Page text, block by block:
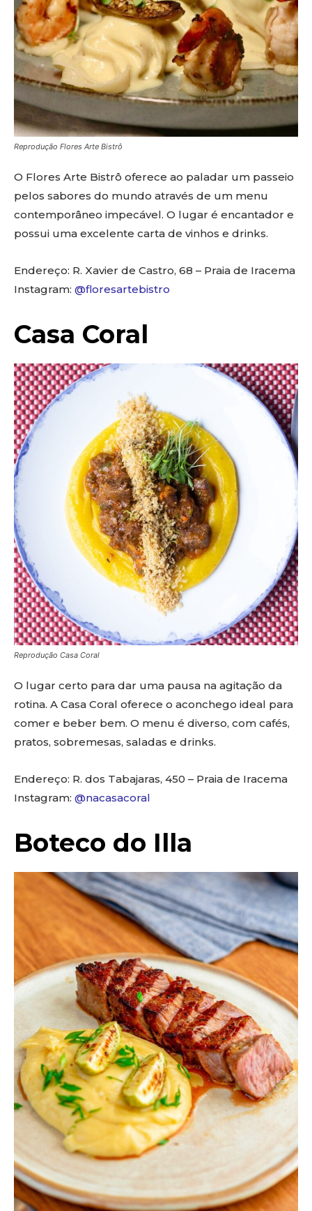
Reprodução Flores Arte Bistrô
O Flores Arte Bistrô oferece ao paladar um passeio
pelos sabores do mundo através de um menu
contemporâneo impecável. O lugar é encantador e
possui uma excelente carta de vinhos e drinks.
Endereço: R. Xavier de Castro, 68 – Praia de Iracema
Instagram: @floresartebistro
Casa Coral
Reprodução Casa Coral
O lugar certo para dar uma pausa na agitação da
rotina. A Casa Coral oferece o aconchego ideal para
comer e beber bem. O menu é diverso, com cafés,
pratos, sobremesas, saladas e drinks.
Endereço: R. dos Tabajaras, 450 – Praia de Iracema
Instagram: @nacasacoral
Boteco do Illa